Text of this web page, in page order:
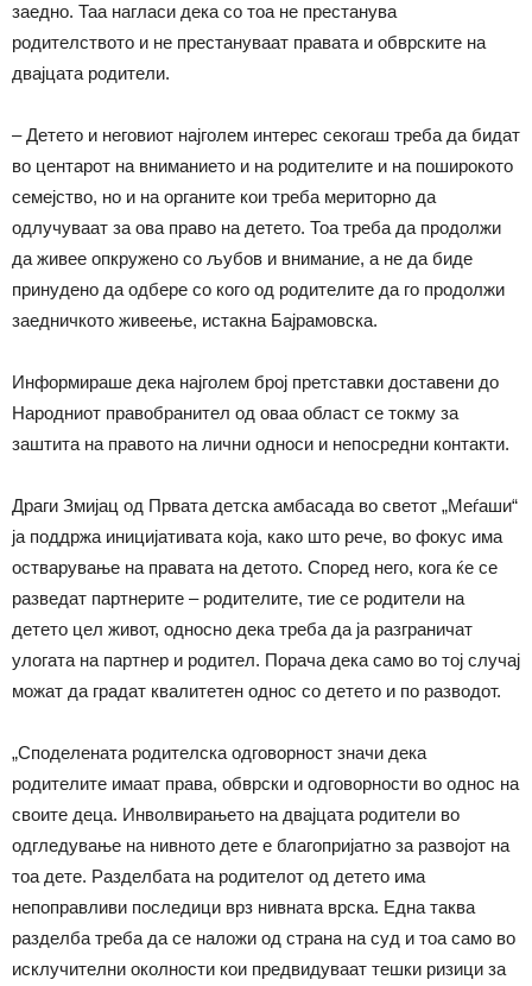
заедно. Таа нагласи дека со тоа не престанува
родителството и не престануваат правата и обврските на
двајцата родители.
– Детето и неговиот најголем интерес секогаш треба да бидат
во центарот на вниманието и на родителите и на поширокото
семејство, но и на органите кои треба мериторно да
одлучуваат за ова право на детето. Тоа треба да продолжи
да живее опкружено со љубов и внимание, а не да биде
принудено да одбере со кого од родителите да го продолжи
заедничкото живеење, истакна Бајрамовска.
Информираше дека најголем број претставки доставени до
Народниот правобранител од оваа област се токму за
заштита на правото на лични односи и непосредни контакти.
Драги Змијац од Првата детска амбасада во светот „Меѓаши“
ја поддржа иницијативата која, како што рече, во фокус има
остварување на правата на детото. Според него, кога ќе се
разведат партнерите – родителите, тие се родители на
детето цел живот, односно дека треба да ја разграничат
улогата на партнер и родител. Порача дека само во тој случај
можат да градат квалитетен однос со детето и по разводот.
„Споделената родителска одговорност значи дека
родителите имаат права, обврски и одговорности во однос на
своите деца. Инволвирањето на двајцата родители во
одгледување на нивното дете е благопријатно за развојот на
тоа дете. Разделбата на родителот од детето има
непоправливи последици врз нивната врска. Една таква
разделба треба да се наложи од страна на суд и тоа само во
исклучителни околности кои предвидуваат тешки ризици за